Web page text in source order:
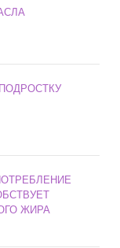
ЖИРА